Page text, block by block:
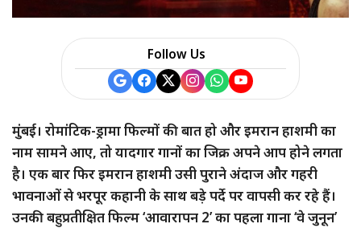
Follow Us
मुंबई। रोमांटिक-ड्रामा फिल्मों की बात हो और इमरान हाशमी का
नाम सामने आए, तो यादगार गानों का जिक्र अपने आप होने लगता
है। एक बार फिर इमरान हाशमी उसी पुराने अंदाज और गहरी
भावनाओं से भरपूर कहानी के साथ बड़े पर्दे पर वापसी कर रहे हैं।
उनकी बहुप्रतीक्षित फिल्म ‘आवारापन 2’ का पहला गाना ‘वे जुनून’
e